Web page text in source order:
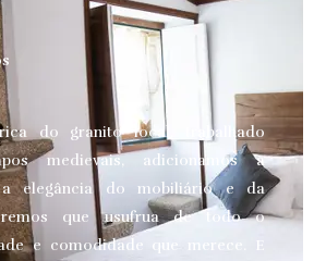
do granito local, trabalhado
medievais, adicionamos a
elegância do mobiliário e da
que usufrua de todo o
e comodidade que merece.
E